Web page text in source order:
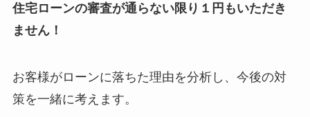
住宅ローンの審査が通らない限り１円もいただき
ません！
お客様がローンに落ちた理由を分析し、 今後の対
策を一緒に考えます。